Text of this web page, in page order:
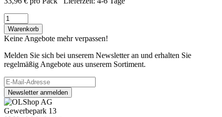
Warenkorb
Keine Angebote mehr verpassen!
Melden Sie sich bei unserem Newsletter an und erhalten Sie
regelmäßig Angebote aus unserem Sortiment.
Newsletter anmelden
Gewerbepark 13